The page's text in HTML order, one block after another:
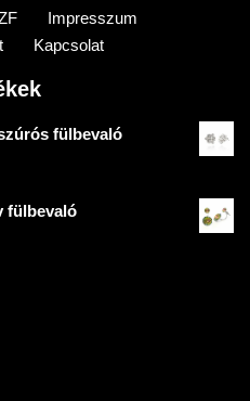
Impresszum
Kapcsolat
fülbevaló
fülbevaló